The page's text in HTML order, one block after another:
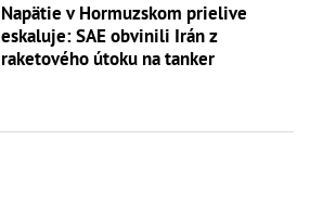
Napätie v Hormuzskom prielive
eskaluje: SAE obvinili Irán z
raketového útoku na tanker